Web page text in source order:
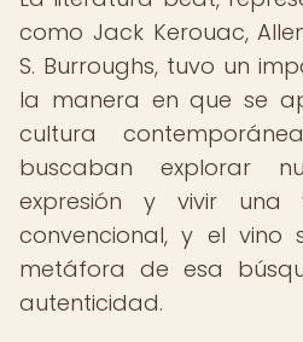
como Jack Kerouac,
S. Burroughs, tuvo un
la manera en que se
cultura
buscaban explorar
expresión y vivir
convencional, y el vino
metáfora de esa
autenticidad.